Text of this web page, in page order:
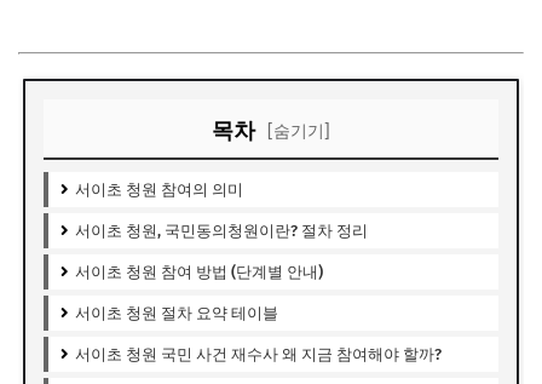
목차 [숨기기]
서이초 청원 참여의 의미
서이초 청원, 국민동의청원이란? 절차 정리
서이초 청원 참여 방법 (단계별 안내)
서이초 청원 절차 요약 테이블
서이초 청원 국민 사건 재수사 왜 지금 참여해야 할까?